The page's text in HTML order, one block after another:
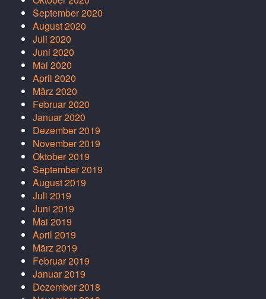
September 2020
August 2020
Juli 2020
Juni 2020
Mai 2020
April 2020
März 2020
Februar 2020
Januar 2020
Dezember 2019
November 2019
Oktober 2019
September 2019
August 2019
Juli 2019
Juni 2019
Mai 2019
April 2019
März 2019
Februar 2019
Januar 2019
Dezember 2018